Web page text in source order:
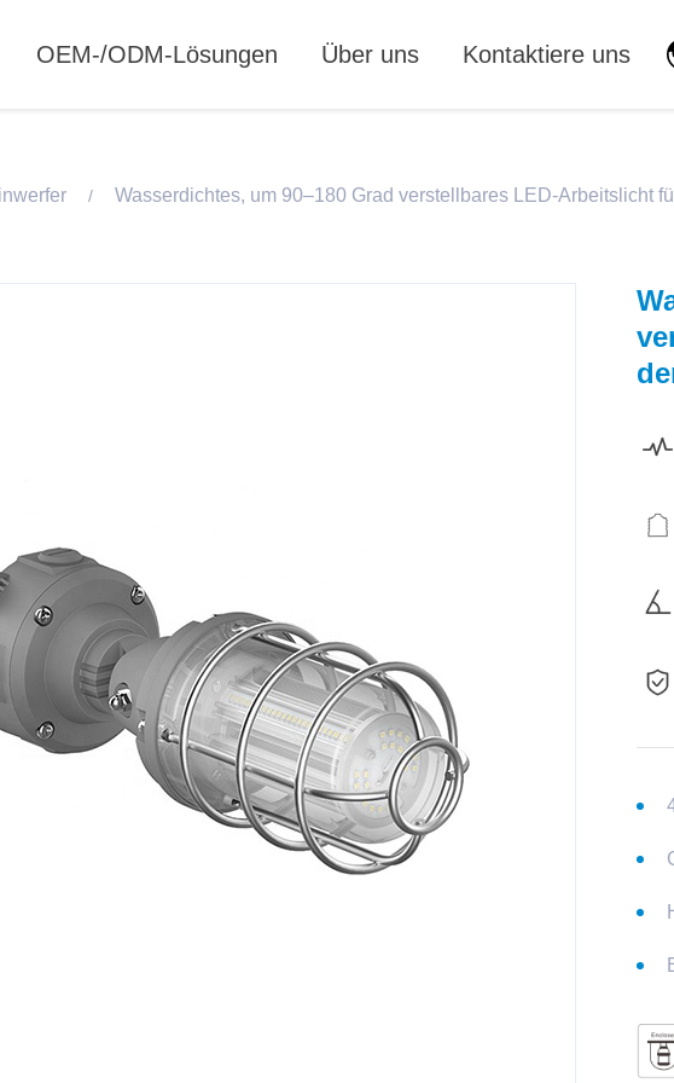
OEM-/ODM-Lösungen Über uns Kontaktiere uns
/ Wasserdichtes, um 90–180 Grad verstellbares LED-Arbeitslicht